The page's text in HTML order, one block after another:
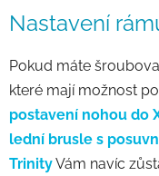
Nastavení
Pokud máte
které mají možnost
postavení nohou do
lední brusle s
TrinityVám navíc